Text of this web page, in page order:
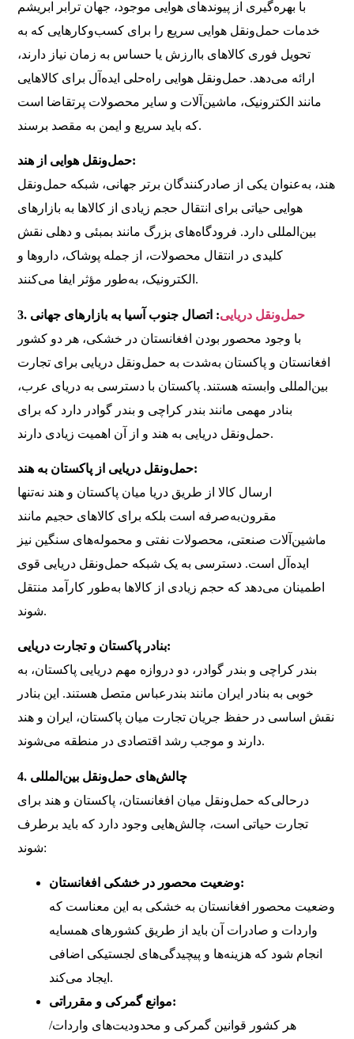
با بهره‌گیری از پیوندهای هوایی موجود، جهان ترابر ابریشم
خدمات حمل‌ونقل هوایی سریع را برای کسب‌وکارهایی که به
تحویل فوری کالاهای باارزش یا حساس به زمان نیاز دارند،
ارائه می‌دهد. حمل‌ونقل هوایی راه‌حلی ایده‌آل برای کالاهایی
مانند الکترونیک، ماشین‌آلات و سایر محصولات پرتقاضا است
که باید سریع و ایمن به مقصد برسند.
حمل‌ونقل هوایی از هند:
هند، به‌عنوان یکی از صادرکنندگان برتر جهانی، شبکه حمل‌ونقل
هوایی حیاتی برای انتقال حجم زیادی از کالاها به بازارهای
بین‌المللی دارد. فرودگاه‌های بزرگ مانند بمبئی و دهلی نقش
کلیدی در انتقال محصولات، از جمله پوشاک، داروها و
الکترونیک، به‌طور مؤثر ایفا می‌کنند.
3. حمل‌ونقل دریایی: اتصال جنوب آسیا به بازارهای جهانی
با وجود محصور بودن افغانستان در خشکی، هر دو کشور
افغانستان و پاکستان به‌شدت به حمل‌ونقل دریایی برای تجارت
بین‌المللی وابسته هستند. پاکستان با دسترسی به دریای عرب،
بنادر مهمی مانند بندر کراچی و بندر گوادر دارد که برای
حمل‌ونقل دریایی به هند و از آن اهمیت زیادی دارند.
حمل‌ونقل دریایی از پاکستان به هند:
ارسال کالا از طریق دریا میان پاکستان و هند نه‌تنها
مقرون‌به‌صرفه است بلکه برای کالاهای حجیم مانند
ماشین‌آلات صنعتی، محصولات نفتی و محموله‌های سنگین نیز
ایده‌آل است. دسترسی به یک شبکه حمل‌ونقل دریایی قوی
اطمینان می‌دهد که حجم زیادی از کالاها به‌طور کارآمد منتقل
شوند.
بنادر پاکستان و تجارت دریایی:
بندر کراچی و بندر گوادر، دو دروازه مهم دریایی پاکستان، به
خوبی به بنادر ایران مانند بندرعباس متصل هستند. این بنادر
نقش اساسی در حفظ جریان تجارت میان پاکستان، ایران و هند
دارند و موجب رشد اقتصادی در منطقه می‌شوند.
4. چالش‌های حمل‌ونقل بین‌المللی
درحالی‌که حمل‌ونقل میان افغانستان، پاکستان و هند برای
تجارت حیاتی است، چالش‌هایی وجود دارد که باید برطرف
شوند:
وضعیت محصور در خشکی افغانستان:
وضعیت محصور افغانستان به خشکی به این معناست که
واردات و صادرات آن باید از طریق کشورهای همسایه
انجام شود که هزینه‌ها و پیچیدگی‌های لجستیکی اضافی
ایجاد می‌کند.
موانع گمرکی و مقرراتی:
هر کشور قوانین گمرکی و محدودیت‌های واردات/